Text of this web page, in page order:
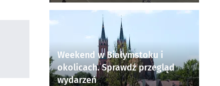
Weekend w Białymstoku i
okolicach. Sprawdź przegląd
wydarzeń